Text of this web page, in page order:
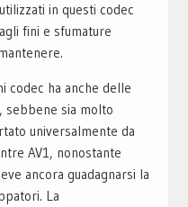
in questi codec
fini e sfumature
codec ha anche delle
sebbene sia molto
universalmente da
AV1, nonostante
ancora guadagnarsi la
La